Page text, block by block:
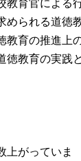
教育官による
められる道徳
教育の推進上
徳教育の実践と
上がっていま